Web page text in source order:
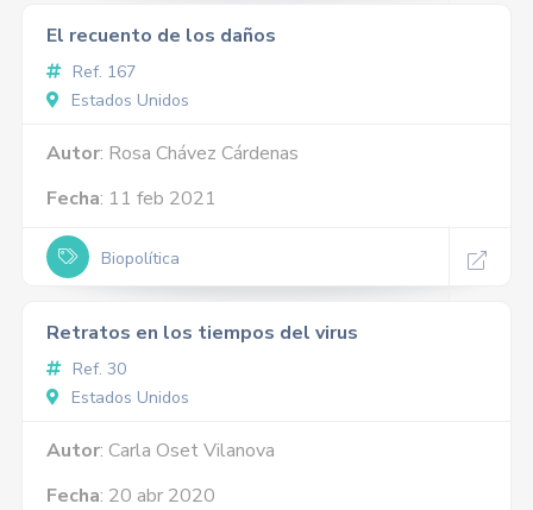
El recuento de los daños
Ref. 167
Estados Unidos
Autor: Rosa Chávez Cárdenas
Fecha: 11 feb 2021
Biopolítica
Retratos en los tiempos del virus
Ref. 30
Estados Unidos
Autor: Carla Oset Vilanova
Fecha: 20 abr 2020